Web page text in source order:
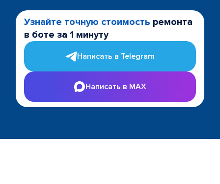
Узнайте точную стоимость ремонта
в боте за 1 минуту
Написать в Telegram
Написать в MAX